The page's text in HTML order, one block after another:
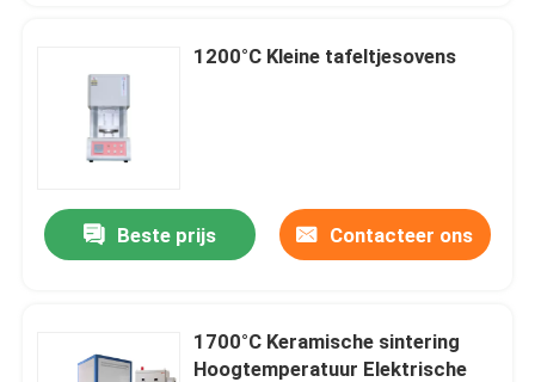
1200°C Kleine tafeltjesovens
Beste prijs Contacteer ons
1700°C Keramische sintering
Hoogtemperatuur Elektrische